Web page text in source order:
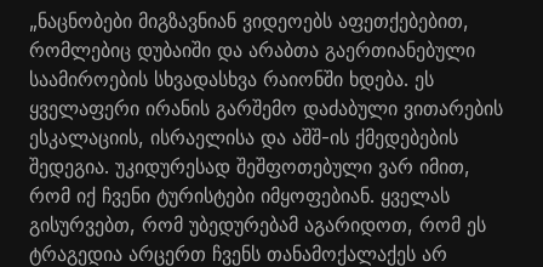
„ნაცნობები მიგზავნიან ვიდეოებს აფეთქებებით,
რომლებიც დუბაიში და არაბთა გაერთიანებული
საამიროების სხვადასხვა რაიონში ხდება. ეს
ყველაფერი ირანის გარშემო დაძაბული ვითარების
ესკალაციის, ისრაელისა და აშშ-ის ქმედებების
შედეგია. უკიდურესად შეშფოთებული ვარ იმით,
რომ იქ ჩვენი ტურისტები იმყოფებიან. ყველას
გისურვებთ, რომ უბედურებამ აგარიდოთ, რომ ეს
ტრაგედია არცერთ ჩვენს თანამოქალაქეს არ